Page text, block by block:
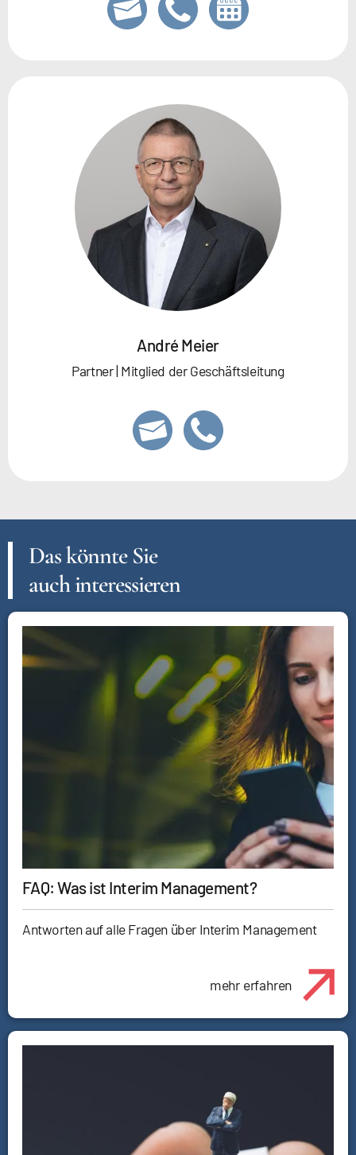
André Meier
Partner | Mitglied der Geschäftsleitung
Das könnte Sie
auch interessieren
FAQ: Was ist Interim Management?
Antworten auf alle Fragen über Interim Management
mehr erfahren